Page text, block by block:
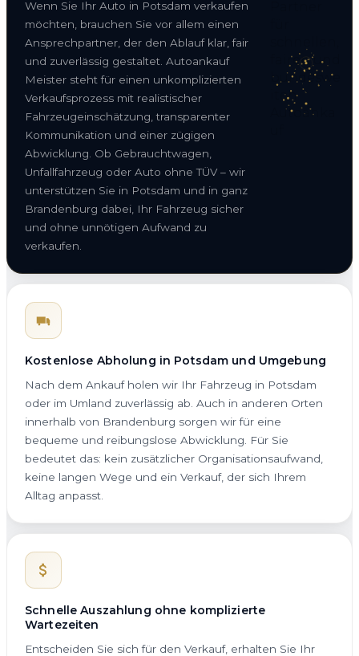
Wenn Sie Ihr Auto in Potsdam verkaufen
möchten, brauchen Sie vor allem einen
Ansprechpartner, der den Ablauf klar, fair
und zuverlässig gestaltet. Autoankauf
Meister steht für einen unkomplizierten
Verkaufsprozess mit realistischer
Fahrzeugeinschätzung, transparenter
Kommunikation und einer zügigen
Abwicklung. Ob Gebrauchtwagen,
Unfallfahrzeug oder Auto ohne TÜV – wir
unterstützen Sie in Potsdam und in ganz
Brandenburg dabei, Ihr Fahrzeug sicher
und ohne unnötigen Aufwand zu
verkaufen.
Kostenlose Abholung in Potsdam und Umgebung
Nach dem Ankauf holen wir Ihr Fahrzeug in Potsdam
oder im Umland zuverlässig ab. Auch in anderen Orten
innerhalb von Brandenburg sorgen wir für eine
bequeme und reibungslose Abwicklung. Für Sie
bedeutet das: kein zusätzlicher Organisationsaufwand,
keine langen Wege und ein Verkauf, der sich Ihrem
Alltag anpasst.
Schnelle Auszahlung ohne komplizierte
Wartezeiten
Entscheiden Sie sich für den Verkauf, erhalten Sie Ihr